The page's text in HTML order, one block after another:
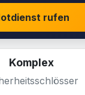
rufen
Komplex